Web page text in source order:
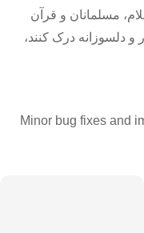
مسلمانان و قرآن
و دلسوزانه درک کنند،
Minor bug fixes and